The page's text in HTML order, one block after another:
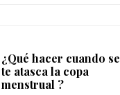
¿Qué hacer cuando se
te atasca la copa
menstrual ?